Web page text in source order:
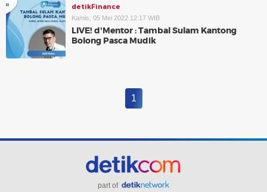
detikFinance
Kamis, 05 Mei 2022 12:17 WIB
LIVE! d'Mentor : Tambal Sulam Kantong
Bolong Pasca Mudik
1
part of